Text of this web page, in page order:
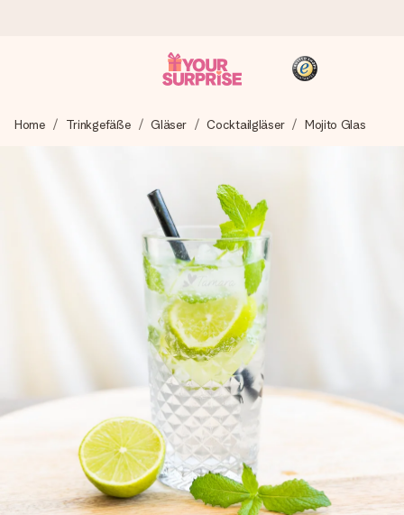
Wir bereiten dein Geschenk sorgfältig vor und schicken es
4,8 (basierend auf +15.000 Bewertungen)
Unsere Geschenke begeistern. Kunden bewerten uns mit
4,8 bei Google Reviews (Gesamtergebnis aller Länder, in
+49 39292 929695
Montag - Freitag : 8:30 - 17:00 Uhr
Samstag - Sonntag : 8:30 - 13:00 Uhr
Home Trinkgefäße Gläser Cocktailgläser Mojito Glas